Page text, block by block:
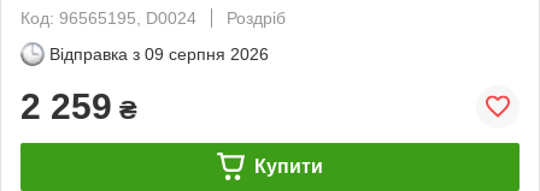
Код: 96565195, D0024
Роздріб
Відправка з 09 серпня 2026
2 259 ₴
Купити